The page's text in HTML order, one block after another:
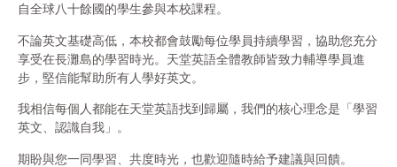
自全球八十餘國的學生參與本校課程。
不論英文基礎高低，本校都會鼓勵每位學員持續學習，協助您充分
享受在長灘島的學習時光。天堂英語全體教師皆致力輔導學員進
步，堅信能幫助所有人學好英文。
我相信每個人都能在天堂英語找到歸屬，我們的核心理念是「學習
英文、認識自我」。
期盼與您一同學習、共度時光，也歡迎隨時給予建議與回饋。